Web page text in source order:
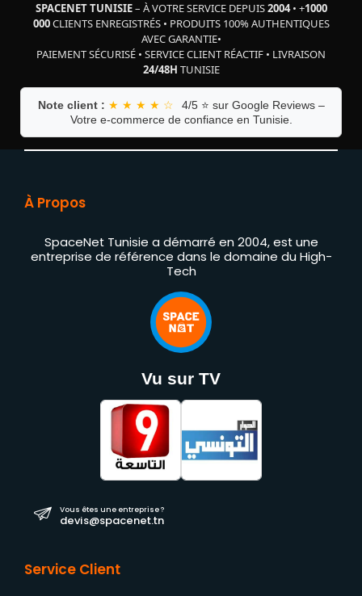
SPACENET TUNISIE– À VOTRE SERVICE DEPUIS2004• +1000
000CLIENTS ENREGISTRÉS• PRODUITS 100% AUTHENTIQUES
AVEC GARANTIE•
PAIEMENT SÉCURISÉ • SERVICE CLIENT RÉACTIF • LIVRAISON
24/48H TUNISIE
Note client : ★ ★ ★ ★ ☆
4/5 ⭐ sur Google Reviews –
Votre e-commerce de confiance en Tunisie.
À Propos
SpaceNet Tunisie a démarré en 2004, est une
entreprise de référence dans le domaine du High-
Tech
Vu sur TV
Vous êtes une entreprise ?
devis@spacenet.tn
Service Client